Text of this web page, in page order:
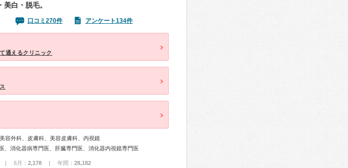
白・脱毛。
口コミ270件 アンケート134件
通えるクリニック
容外科、皮膚科、美容皮膚科、内視鏡
、消化器病専門医、肝臓専門医、消化器内視鏡専門医
| 6月： 2,178 | 年間： 28,182